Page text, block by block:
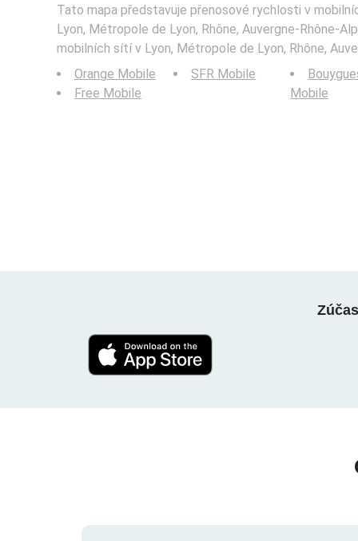
Tato mapa představuje přenosové rychlosti v
Lyon, Métropole de Lyon, Rhône, Auvergne-Rhône-
mobilních sítí v Lyon, Métropole de Lyon, Rhône,
Orange Mobile
Free Mobile
SFR Mobile
Mobile